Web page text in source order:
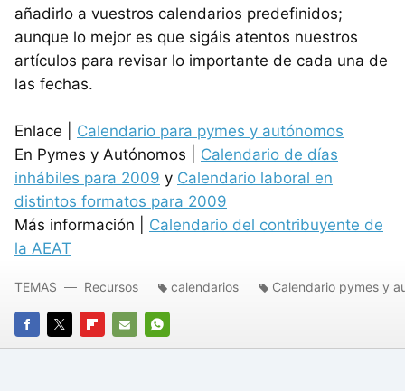
añadirlo a vuestros calendarios predefinidos;
aunque lo mejor es que sigáis atentos nuestros
artículos para revisar lo importante de cada una de
las fechas.
Enlace | Calendario para pymes y autónomos
En Pymes y Autónomos | Calendario de días
inhábiles para 2009 y Calendario laboral en
distintos formatos para 2009
Más información | Calendario del contribuyente de
la AEAT
FACEBOOK
TWITTERFLIPBOARD
E-
WHATSAPP
TEMAS Recursos calendarios Calendario pymes y